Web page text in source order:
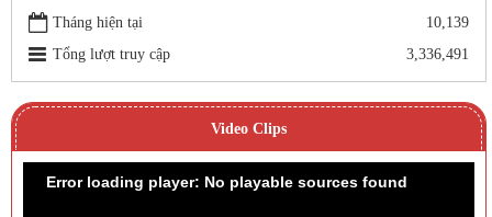
Tháng hiện tại
10,139
Tổng lượt truy cập
3,336,491
Video Clips
Error loading player: No playable sources found